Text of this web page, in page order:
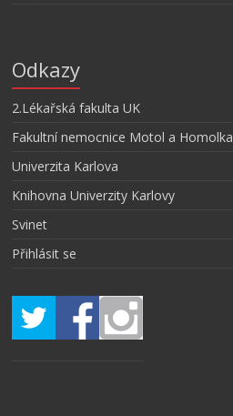
Odkazy
2.Lékařská fakulta UK
Fakultní nemocnice Motol a Homolka
Univerzita Karlova
Knihovna Univerzity Karlovy
Svinet
Přihlásit se